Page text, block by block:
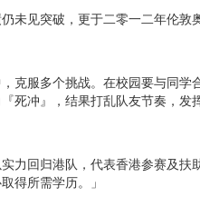
未见突破，更于二零一二年伦敦
克服多个挑战。在校园要与同学
死冲』，结果打乱队友节奏，发
力回归港队，代表香港参赛及扶
得所需学历。」